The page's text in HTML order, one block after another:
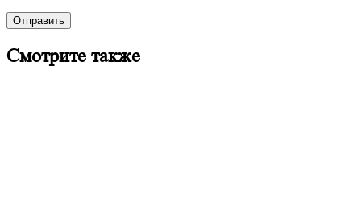
Смотрите также